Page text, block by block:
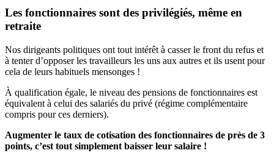
Les fonctionnaires sont des privilégiés, même en
retraite
Nos dirigeants politiques ont tout intérêt à casser le front du refus et
à tenter d’opposer les travailleurs les uns aux autres et ils usent pour
cela de leurs habituels mensonges !
À qualification égale, le niveau des pensions de fonctionnaires est
équivalent à celui des salariés du privé (régime complémentaire
compris pour ces derniers).
Augmenter le taux de cotisation des fonctionnaires de près de 3
points, c’est tout simplement baisser leur salaire !